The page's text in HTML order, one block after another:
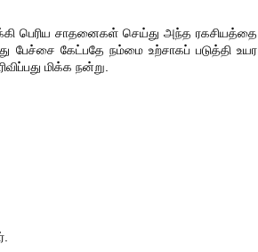
பெரிய சாதனைகள் செய்து அந்த ரகசியத்தை
கேட்பதே நம்மை உற்சாகப் படுத்தி உயர
மிக்க நன்று.